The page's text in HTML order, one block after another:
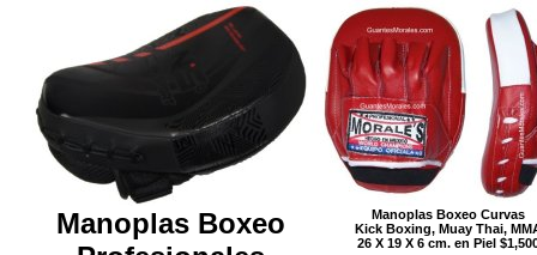
Manoplas Boxeo
Manoplas Boxeo Curvas
Kick Boxing, Muay Thai,
26 X 19 X 6 cm. en Piel